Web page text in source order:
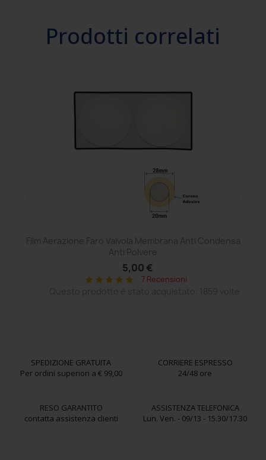
Prodotti correlati
Film Aerazione Faro Valvola Membrana Anti Condensa
Anti Polvere
5,00 €
star star star star star 7 Recensioni
SPEDIZIONE GRATUITA
Per ordini superiori a € 99,00
CORRIERE ESPRESSO
24/48 ore
RESO GARANTITO
contatta assistenza clienti
ASSISTENZA TELEFONICA
Lun. Ven. - 09/13 - 15.30/17.30